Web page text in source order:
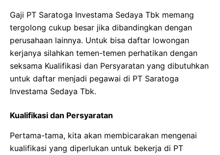
Gaji PT Saratoga Investama Sedaya Tbk memang
tergolong cukup besar jika dibandingkan dengan
perusahaan lainnya. Untuk bisa daftar lowongan
kerjanya silahkan temen-temen perhatikan dengan
seksama Kualifikasi dan Persyaratan yang dibutuhkan
untuk daftar menjadi pegawai di PT Saratoga
Investama Sedaya Tbk.
Kualifikasi dan Persyaratan
Pertama-tama, kita akan membicarakan mengenai
kualifikasi yang diperlukan untuk bekerja di PT